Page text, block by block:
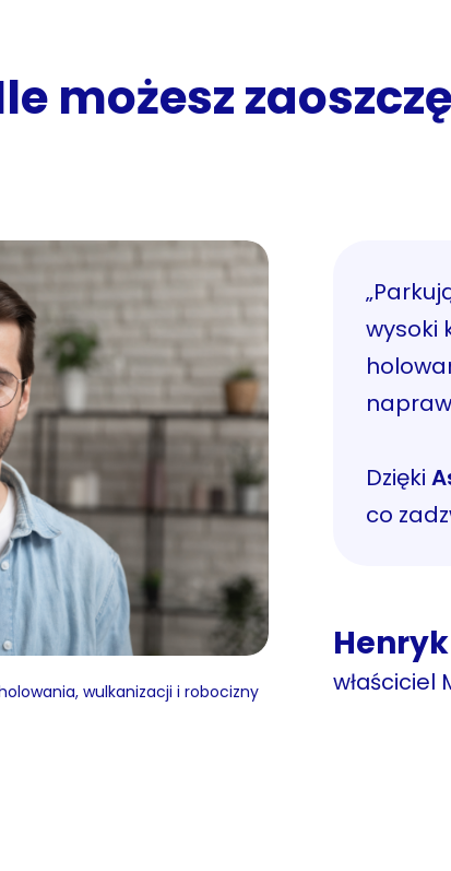
możesz
wulkanizacji i robocizny
wysoki
Dzięki
co
Henryk
właściciel